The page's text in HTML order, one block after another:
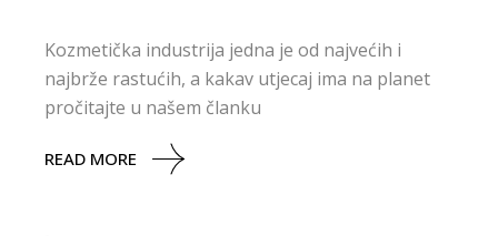
Kozmetička industrija jedna je od najvećih i
najbrže rastućih, a kakav utjecaj ima na planet
pročitajte u našem članku
READ MORE